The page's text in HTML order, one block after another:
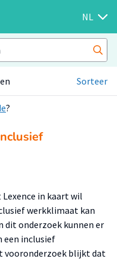
NL
Sorteer
?
in kaart wil
werkklimaat kan
dit onderzoek kunnen er
een inclusief
vooronderzoek blijkt dat